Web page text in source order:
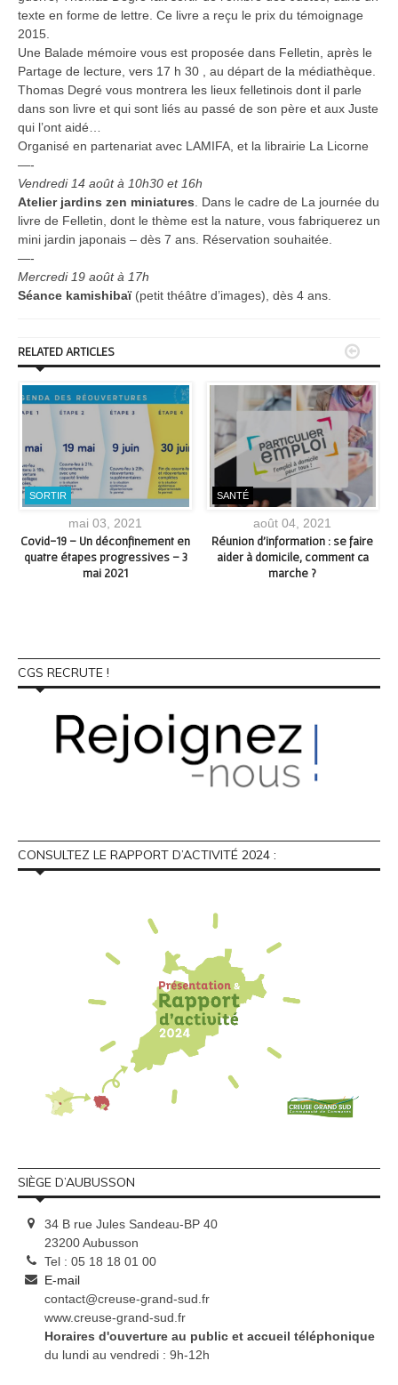
texte en forme de lettre. Ce livre a reçu le prix du témoignage
2015.
Une Balade mémoire vous est proposée dans Felletin, après le
Partage de lecture, vers 17 h 30 , au départ de la médiathèque.
Thomas Degré vous montrera les lieux felletinois dont il parle
dans son livre et qui sont liés au passé de son père et aux Juste
qui l’ont aidé…
Organisé en partenariat avec LAMIFA, et la librairie La Licorne
—-
Vendredi 14 août à 10h30 et 16h
Atelier jardins zen miniatures. Dans le cadre de La journée du
livre de Felletin, dont le thème est la nature, vous fabriquerez un
mini jardin japonais – dès 7 ans. Réservation souhaitée.
—-
Mercredi 19 août à 17h
Séance kamishibaï(petit théâtre d’images), dès 4 ans.
RELATED ARTICLES
SORTIR
mai 03, 2021
Covid-19 – Un déconfinement en
quatre étapes progressives – 3
mai 2021
SANTÉ
août 04, 2021
Réunion d’information : se faire
aider à domicile, comment ça
marche ?

CGS RECRUTE !
CONSULTEZ LE RAPPORT D’ACTIVITÉ 2024 :
SIÈGE D’AUBUSSON
34 B rue Jules Sandeau-BP 40
23200 Aubusson
Tel : 05 18 18 01 00
E-mail
contact@creuse-grand-sud.fr
www.creuse-grand-sud.fr
Horaires d'ouverture au public et accueil téléphonique
du lundi au vendredi : 9h-12h